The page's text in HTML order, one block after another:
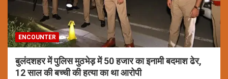
ENCOUNTER
बुलंदशहर में पुलिस मुठभेड़ में 50 हजार का इनामी बदमाश ढेर,
12 साल की बच्ची की हत्या का था आरोपी